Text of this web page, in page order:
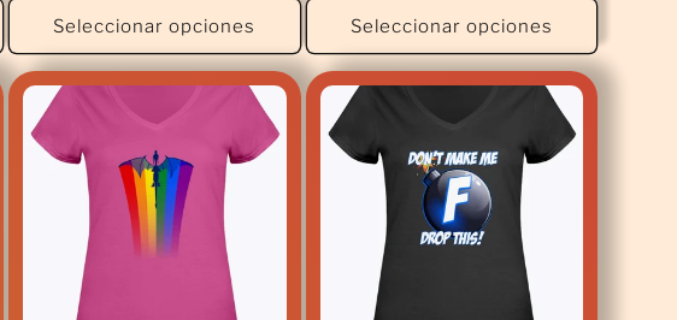
Seleccionar opciones Seleccionar opciones